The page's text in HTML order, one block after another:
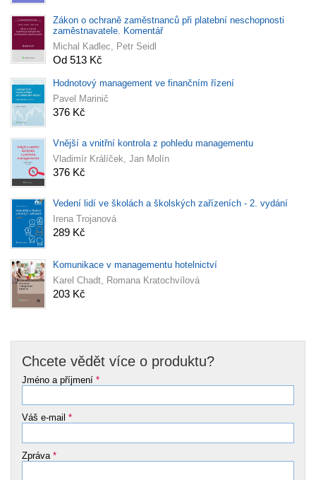
Zákon o ochraně zaměstnanců při platební neschopnosti
zaměstnavatele. Komentář
Michal Kadlec, Petr Seidl
Od 513 Kč
Hodnotový management ve finančním řízení
Pavel Marinič
376 Kč
Vnější a vnitřní kontrola z pohledu managementu
Vladimír Králíček, Jan Molín
376 Kč
Vedení lidí ve školách a školských zařízeních - 2. vydání
Irena Trojanová
289 Kč
Komunikace v managementu hotelnictví
Karel Chadt, Romana Kratochvílová
203 Kč
Chcete vědět více o produktu?
Jméno a příjmení *
Váš e-mail *
Zpráva *